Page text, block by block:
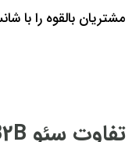
مشتریان بالقوه را
تفاوت سئو B2B و B2C